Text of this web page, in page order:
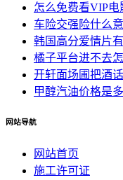
怎么免费看VIP电
车险交强险什么
韩国高分爱情片
橘子平台进不去
开轩面场圃把酒
甲醇汽油价格是
网站导航
网站首页
施工许可证